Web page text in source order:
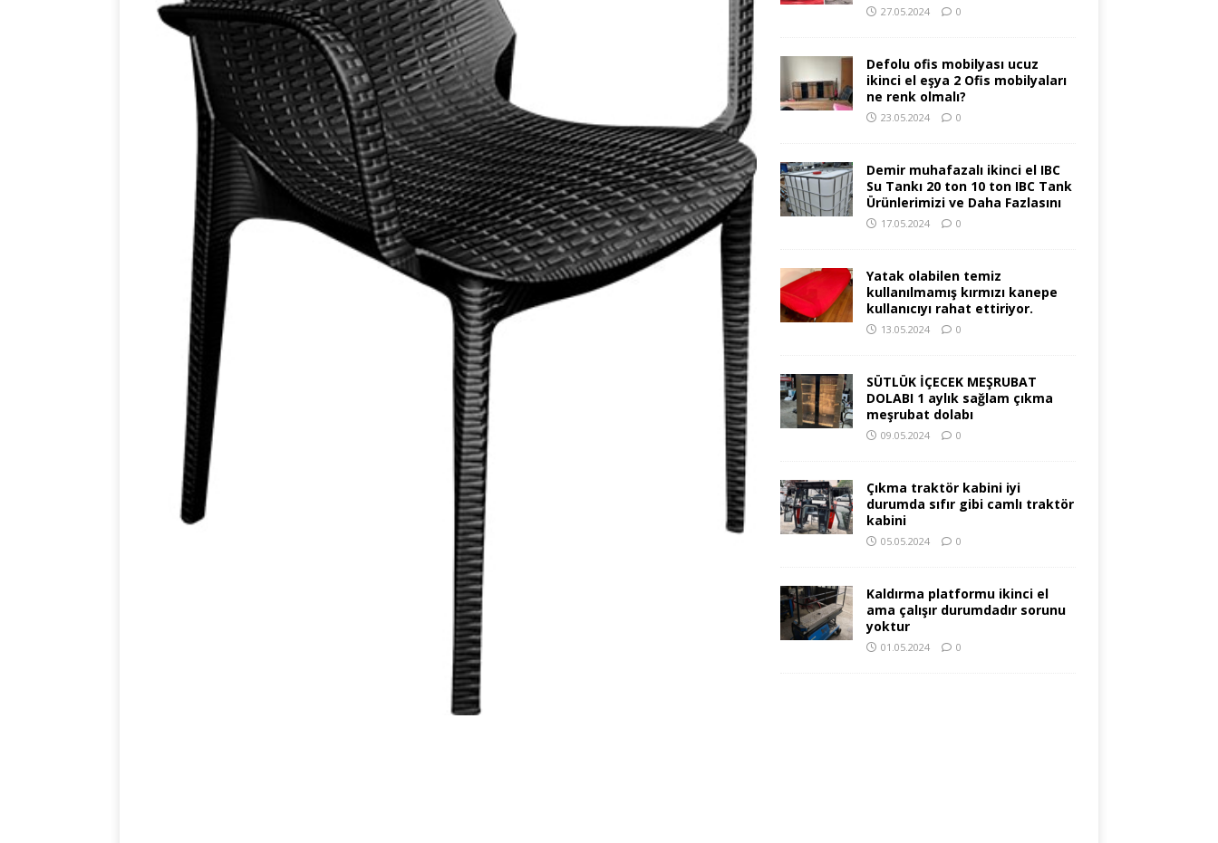
27.05.2024 0
Defolu ofis mobilyası ucuz
ikinci el eşya 2 Ofis mobilyaları
ne renk olmalı?
23.05.2024 0
Demir muhafazalı ikinci el IBC
Su Tankı 20 ton 10 ton IBC Tank
Ürünlerimizi ve Daha Fazlasını
17.05.2024 0
Yatak olabilen temiz
kullanılmamış kırmızı kanepe
kullanıcıyı rahat ettiriyor.
13.05.2024 0
SÜTLÜK İÇECEK MEŞRUBAT
DOLABI 1 aylık sağlam çıkma
meşrubat dolabı
09.05.2024 0
Çıkma traktör kabini iyi
durumda sıfır gibi camlı traktör
kabini
05.05.2024 0
Kaldırma platformu ikinci el
ama çalışır durumdadır sorunu
yoktur
01.05.2024 0